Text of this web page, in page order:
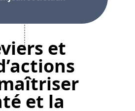
et
et la